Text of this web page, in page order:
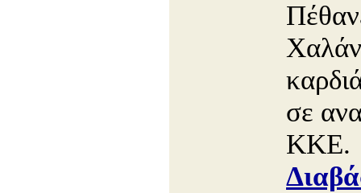
σε
ΚΚΕ.